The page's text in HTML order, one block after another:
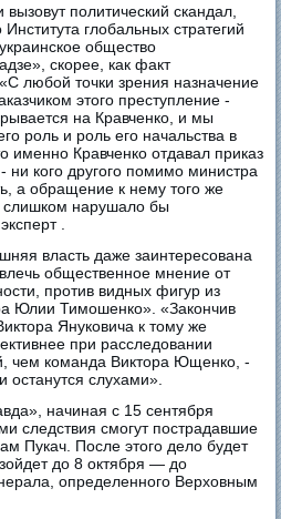
политический скандал,
Института глобальных стратегий
общество
скорее, как факт
любой точки зрения назначение
этого преступление -
на Кравченко, и мы
роль и роль его начальства в
именно Кравченко отдавал приказ
ни кого другого помимо министра
а обращение к нему того же
слишком нарушало бы
.
власть даже заинтересована
общественное мнение от
против видных фигур из
Юлии Тимошенко». «Закончив
Януковича к тому же
при расследовании
чем команда Виктора Ющенко, -
останутся слухами».
начиная с 15 сентября
следствия смогут пострадавшие
Пукач. После этого дело будет
до 8 октября — до
определенного Верховным